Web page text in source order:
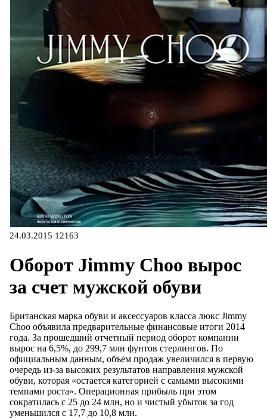
24.03.2015 12163
Оборот Jimmy Choo вырос
за счет мужской обуви
Британская марка обуви и аксессуаров класса люкс Jimmy
Choo объявила предварительные финансовые итоги 2014
года. За прошедший отчетный период оборот компании
вырос на 6,5%, до 299,7 млн фунтов стерлингов. По
официальным данным, объем продаж увеличился в первую
очередь из-за высоких результатов направления мужской
обуви, которая «остается категорией с самыми высокими
темпами роста». Операционная прибыль при этом
сократилась с 25 до 24 млн, но и чистый убыток за год
уменьшился с 17,7 до 10,8 млн.